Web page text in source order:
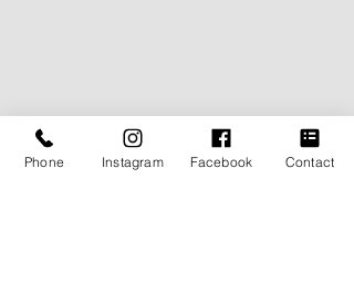
Phone Instagram Facebook Contact